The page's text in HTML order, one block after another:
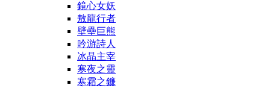
鏡心女妖
敖龍行者
壁壘巨熊
吟游詩人
冰晶主宰
寒夜之靈
寒霜之鐮